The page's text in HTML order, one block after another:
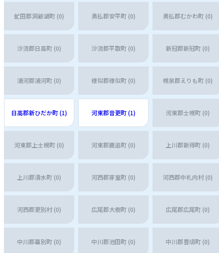
虻田郡洞爺湖町 (0) 勇払郡安平町 (0) 勇払郡むかわ町 (0)
沙流郡日高町 (0) 沙流郡平取町 (0) 新冠郡新冠町 (0)
浦河郡浦河町 (0) 様似郡様似町 (0) 幌泉郡えりも町 (0)
日高郡新ひだか町 (1) 河東郡音更町 (1) 河東郡士幌町 (0)
河東郡上士幌町 (0) 河東郡鹿追町 (0) 上川郡新得町 (0)
上川郡清水町 (0) 河西郡芽室町 (0) 河西郡中札内村 (0)
河西郡更別村 (0) 広尾郡大樹町 (0) 広尾郡広尾町 (0)
中川郡幕別町 (0) 中川郡池田町 (0) 中川郡豊頃町 (0)